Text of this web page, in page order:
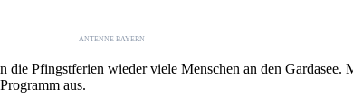
ANTENNE BAYERN
die Pfingstferien wieder viele Menschen an den
aus.